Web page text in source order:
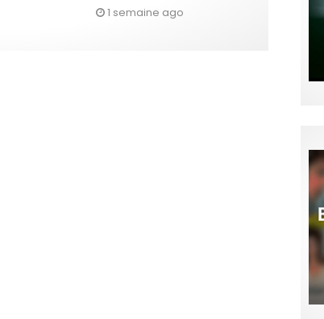
1 semaine ago